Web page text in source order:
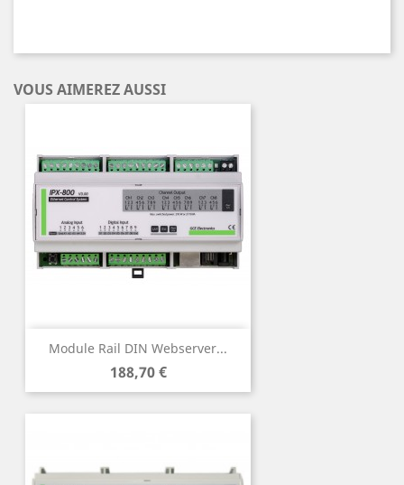
VOUS AIMEREZ AUSSI
Module Rail DIN Webserver...
Prix
188,70 €